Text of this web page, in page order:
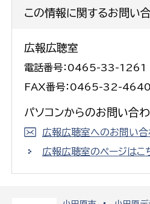
この情報に関するお問い
広報広聴室
電話番号：0465-33-1261
FAX番号：0465-32-4640
パソコンからのお問い合
広報広聴室へのお問い合
広報広聴室のページはこ